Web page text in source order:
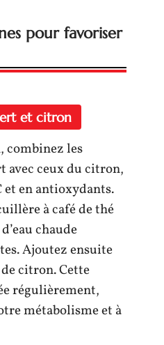
pour favoriser
et citron
combinez les
avec ceux du citron,
en antioxydants.
à café de thé
chaude
Ajoutez ensuite
citron. Cette
régulièrement,
métabolisme et à